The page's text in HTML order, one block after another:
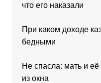
что его наказали
При каком доходе
бедными
Не спасла: мать и
из окна